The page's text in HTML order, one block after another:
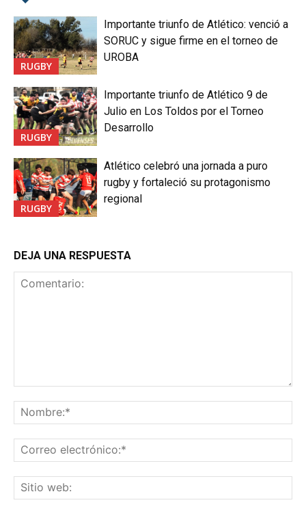
RUGBY
Importante triunfo de Atlético: venció a
SORUC y sigue firme en el torneo de
UROBA
RUGBY
Importante triunfo de Atlético 9 de
Julio en Los Toldos por el Torneo
Desarrollo
RUGBY
Atlético celebró una jornada a puro
rugby y fortaleció su protagonismo
regional
DEJA UNA RESPUESTA